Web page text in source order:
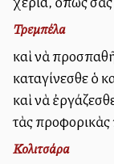
Τρεμπέλα
καὶ νὰ
καταγίνεσθε ὁ
καὶ νὰ
τὰς
Κολιτσάρα